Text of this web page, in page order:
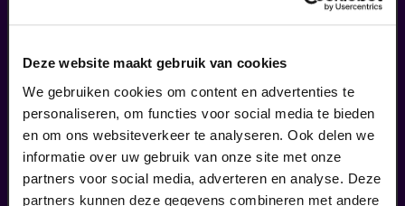
Deze website maakt gebruik van cookies
We gebruiken cookies om content en advertenties te
personaliseren, om functies voor social media te bieden
en om ons websiteverkeer te analyseren. Ook delen we
informatie over uw gebruik van onze site met onze
partners voor social media, adverteren en analyse. Deze
partners kunnen deze gegevens combineren met andere
Finale
Viva Classic Vocal Contest 2026